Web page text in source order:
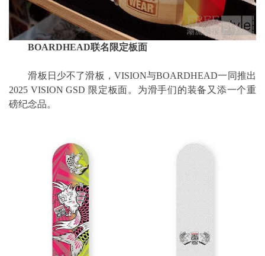
BOARDHEAD联名限定板面
滑板日少不了滑板，VISION与BOARDHEAD一同推出
2025 VISION GSD 限定板面。为滑手们的装备又添一个重
磅纪念品。